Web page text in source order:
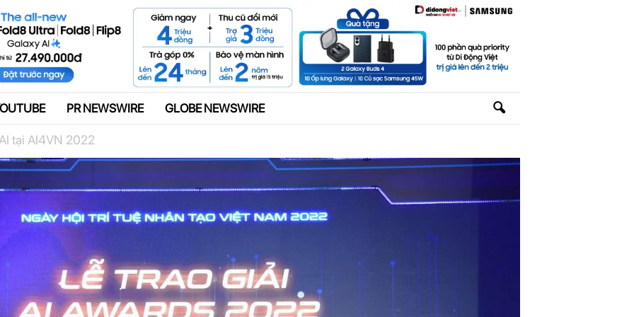
Quảng cáo
PR NEWSWIRE GLOBE NEWSWIRE
tại AI4VN 2022